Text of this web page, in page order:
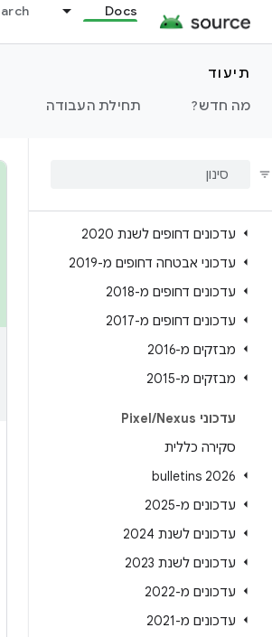
Docs
תיעוד
מה חדש?
תחילת העבודה
סקירה כללית
עדכונים מ-2022
עדכונים דחופים לשנת 2020
עדכוני אבטחה דחופים מ-2019
עדכונים דחופים מ-2018
עדכונים דחופים מ-2017
מבזקים מ-2016
מבזקים מ-2015
עדכוני Pixel /Nexus
סקירה כללית
2026 bulletins
עדכונים מ-2025
עדכונים לשנת 2024
עדכונים לשנת 2023
עדכונים מ-2022
עדכונים מ-2021